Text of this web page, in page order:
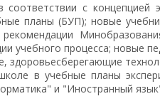
с концепцией
планы (БУП); новые
учебного процесса; новые
здоровьесберегающие
в учебные планы
и "Иностранный